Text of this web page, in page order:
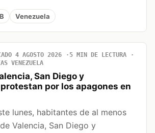
Venezuela
4 AGOSTO 2026
5 MIN DE LECTURA
VENEZUELA
San Diego y
por los apagones en
lunes, habitantes de al menos
Valencia, San Diego y